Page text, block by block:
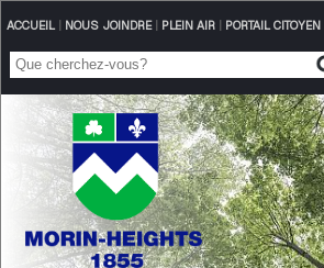
ACCUEIL| NOUS JOINDRE| PLEIN AIR| PORTAIL CITOYEN